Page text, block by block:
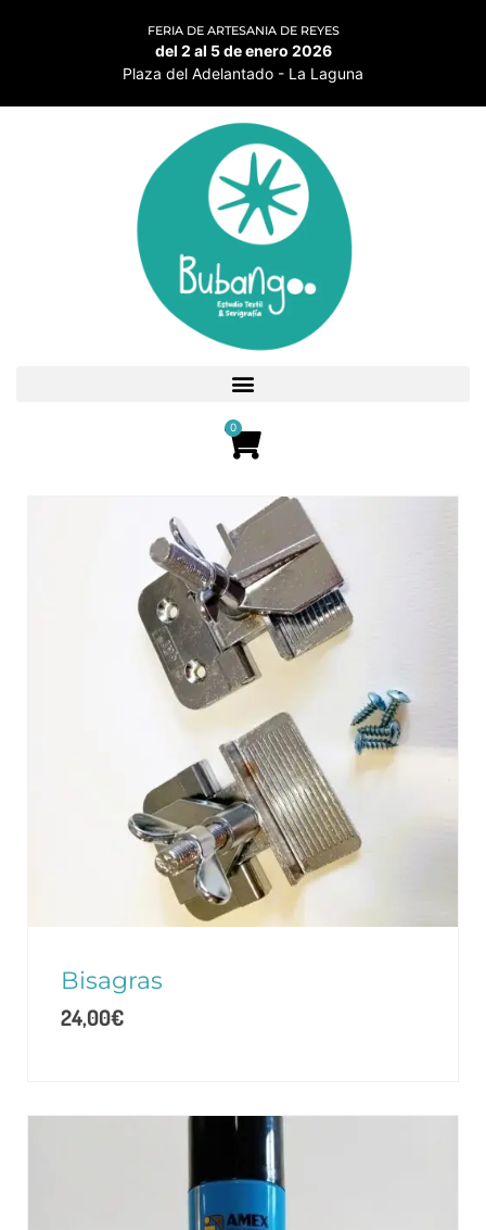
FERIA DE ARTESANIA DE REYES
del 2 al 5 de enero 2026
Plaza del Adelantado - La Laguna
0
Bisagras
24,00€